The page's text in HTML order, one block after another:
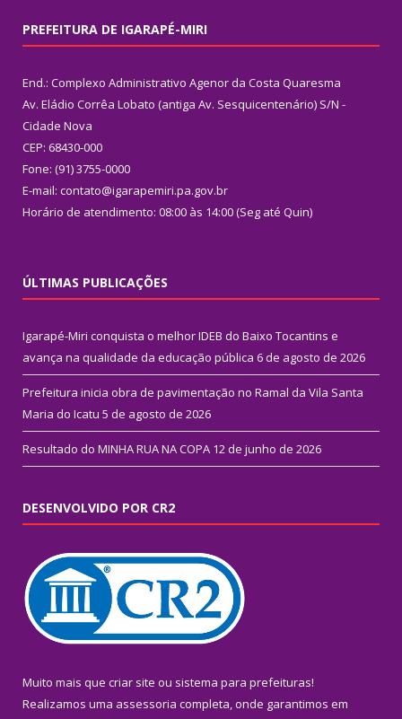
PREFEITURA DE IGARAPÉ-MIRI
End.: Complexo Administrativo Agenor da Costa Quaresma
Av. Eládio Corrêa Lobato (antiga Av. Sesquicentenário) S/N -
Cidade Nova
CEP: 68430-000
Fone: (91) 3755-0000
E-mail: contato@igarapemiri.pa.gov.br
Horário de atendimento: 08:00 às 14:00 (Seg até Quin)
ÚLTIMAS PUBLICAÇÕES
Igarapé-Miri conquista o melhor IDEB do Baixo Tocantins e
avança na qualidade da educação pública 6 de agosto de 2026
Prefeitura inicia obra de pavimentação no Ramal da Vila Santa
Maria do Icatu 5 de agosto de 2026
Resultado do MINHA RUA NA COPA 12 de junho de 2026
DESENVOLVIDO POR CR2
Muito mais que criar site ou sistema para prefeituras!
Realizamos uma assessoria completa, onde garantimos em